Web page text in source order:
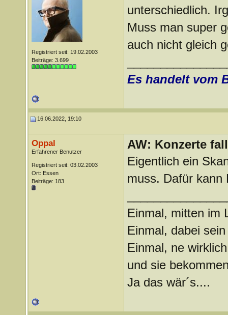
Registriert seit: 19.02.2003
Beiträge: 3.699
unterschiedlich.
Muss man super
auch nicht gleich
Es handelt vom
16.06.2022, 19:10
Oppal
Erfahrener Benutzer
Registriert seit: 03.02.2003
Ort: Essen
Beiträge: 183
AW: Konzerte
Eigentlich ein
muss. Dafür kann
Einmal, mitten im
Einmal, dabei sein
Einmal, ne
und sie
Ja das wär´s....